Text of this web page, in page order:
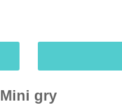
Mini gry